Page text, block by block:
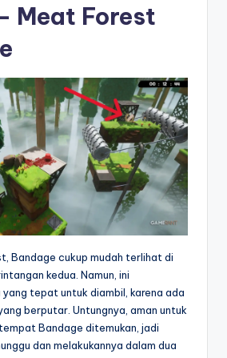
Meat Forest
Bandage cukup mudah terlihat di
kedua. Namun, ini
tepat untuk diambil, karena ada
berputar. Untungnya, aman untuk
Bandage ditemukan, jadi
dan melakukannya dalam dua